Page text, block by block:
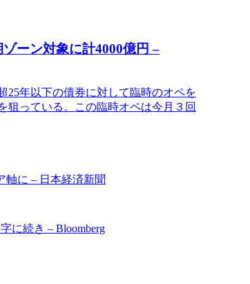
ーン対象に計4000億円 –
25年以下の債券に対して臨時のオペを
狙っている。この臨時オペは今月３回
に – 日本経済新聞
に続き – Bloomberg